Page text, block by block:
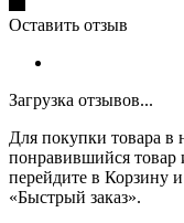
Оставить отзыв
Загрузка отзывов...
Для покупки товара в
понравившийся товар
перейдите в Корзину
«Быстрый заказ».